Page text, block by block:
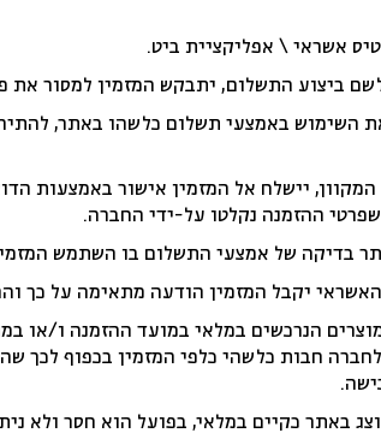
אשראי \ אפליקציית ביט.
ביצוע התשלום, יתבקש המזמין למסור את
באמצעי תשלום כלשהו באתר, להתיר
יישלח אל המזמין אישור באמצעות
ההזמנה נקלטו על-ידי החברה.
בדיקה של אמצעי התשלום בו השתמש
יקבל המזמין הודעה מתאימה על כך
הנרכשים במלאי במועד ההזמנה ו/או
חבות כלשהי כלפי המזמין בכפוף לכך
באתר כקיים במלאי, בפועל הוא חסר ולא